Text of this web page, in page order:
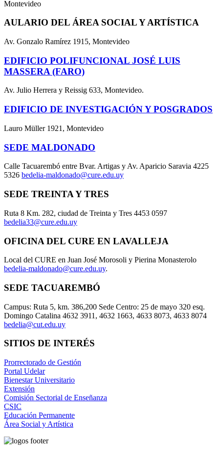
Montevideo
AULARIO DEL ÁREA SOCIAL Y ARTÍSTICA
Av. Gonzalo Ramírez 1915, Montevideo
EDIFICIO POLIFUNCIONAL JOSÉ LUIS
MASSERA (FARO)
Av. Julio Herrera y Reissig 633, Montevideo.
EDIFICIO DE INVESTIGACIÓN Y POSGRADOS
Lauro Müller 1921, Montevideo
SEDE MALDONADO
Calle Tacuarembó entre Bvar. Artigas y Av. Aparicio Saravia 4225
5326 bedelia-maldonado@cure.edu.uy
SEDE TREINTA Y TRES
Ruta 8 Km. 282, ciudad de Treinta y Tres 4453 0597
bedelia33@cure.edu.uy
OFICINA DEL CURE EN LAVALLEJA
Local del CURE en Juan José Morosoli y Pierina Monasterolo
bedelia-maldonado@cure.edu.uy.
SEDE TACUAREMBÓ
Campus: Ruta 5, km. 386,200 Sede Centro: 25 de mayo 320 esq.
Domingo Catalina 4632 3911, 4632 1663, 4633 8073, 4633 8074
bedelia@cut.edu.uy
SITIOS DE INTERÉS
Prorrectorado de Gestión
Portal Udelar
Bienestar Universitario
Extensión
Comisión Sectorial de Enseñanza
CSIC
Educación Permanente
Área Social y Artística